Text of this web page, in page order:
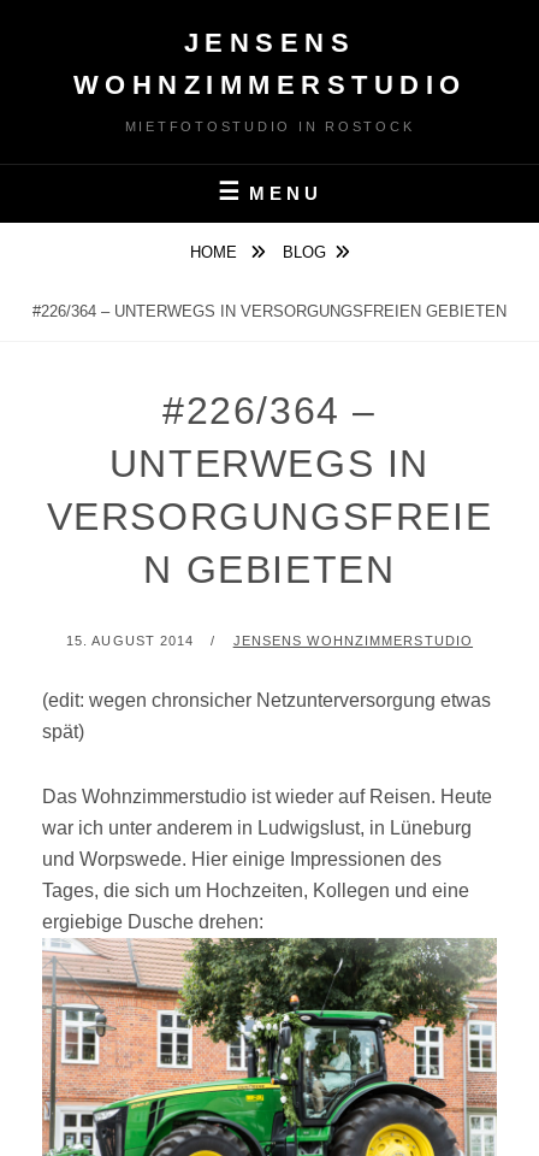
JENSENS
WOHNZIMMERSTUDIO
MIETFOTOSTUDIO IN ROSTOCK
MENU
HOME BLOG
#226/364 – UNTERWEGS IN VERSORGUNGSFREIEN GEBIETEN
#226/364 –
UNTERWEGS IN
VERSORGUNGSFREIE
N GEBIETEN
POSTED
15. AUGUST 2014 BY
JENSENS WOHNZIMMERSTUDIO
(edit: wegen chronsicher Netzunterversorgung etwas
spät)
Das Wohnzimmerstudio ist wieder auf Reisen. Heute
war ich unter anderem in Ludwigslust, in Lüneburg
und Worpswede. Hier einige Impressionen des
Tages, die sich um Hochzeiten, Kollegen und eine
ergiebige Dusche drehen: